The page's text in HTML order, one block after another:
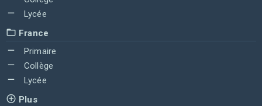
Lycée
France
Primaire
Collège
Lycée
Plus